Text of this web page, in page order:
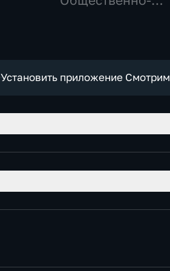
Установить приложение Смотрим